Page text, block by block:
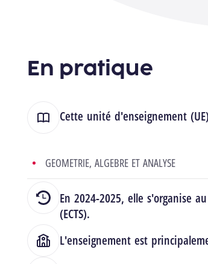
En pratique
Cette unité d'enseignement
GEOMETRIE, ALGEBRE ET ANALYSE
En 2024-2025, elle s'organise
(ECTS).
L'enseignement est